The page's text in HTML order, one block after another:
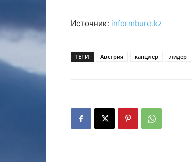
Источник: informburo.kz
ТЕГИ Австрия канцлер лидер